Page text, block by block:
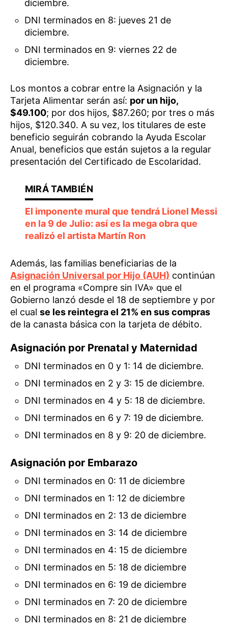
diciembre.
DNI terminados en 8: jueves 21 de
diciembre.
DNI terminados en 9: viernes 22 de
diciembre.
Los montos a cobrar entre la Asignación y la
Tarjeta Alimentar serán así: por un hijo,
$49.100; por dos hijos, $87.260; por tres o más
hijos, $120.340. A su vez, los titulares de este
beneficio seguirán cobrando la Ayuda Escolar
Anual, beneficios que están sujetos a la regular
presentación del Certificado de Escolaridad.
El imponente mural que tendrá Lionel Messi
en la 9 de Julio: así es la mega obra que
realizó el artista Martín Ron
Además, las familias beneficiarias de la
Asignación Universal por Hijo (AUH) continúan
en el programa «Compre sin IVA» que el
Gobierno lanzó desde el 18 de septiembre y por
el cual se les reintegra el 21% en sus compras
de la canasta básica con la tarjeta de débito.
Asignación por Prenatal y Maternidad
DNI terminados en 0 y 1: 14 de diciembre.
DNI terminados en 2 y 3: 15 de diciembre.
DNI terminados en 4 y 5: 18 de diciembre.
DNI terminados en 6 y 7: 19 de diciembre.
DNI terminados en 8 y 9: 20 de diciembre.
Asignación por Embarazo
DNI terminados en 0: 11 de diciembre
DNI terminados en 1: 12 de diciembre
DNI terminados en 2: 13 de diciembre
DNI terminados en 3: 14 de diciembre
DNI terminados en 4: 15 de diciembre
DNI terminados en 5: 18 de diciembre
DNI terminados en 6: 19 de diciembre
DNI terminados en 7: 20 de diciembre
DNI terminados en 8: 21 de diciembre